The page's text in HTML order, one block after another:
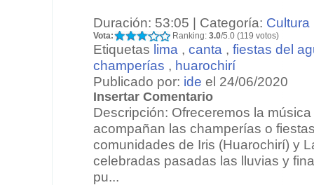
Duración: 53:05 | Categoría: Cultura
Vota: Ranking: 3.0/5.0 (119 votos)
Etiquetas lima , canta , fiestas del
champerías , huarochirí
Publicado por: ide el 24/06/2020
Insertar Comentario
Descripción: Ofreceremos la
acompañan las champerías o
comunidades de Iris (Huarochirí) y
celebradas pasadas las lluvias y
pu...